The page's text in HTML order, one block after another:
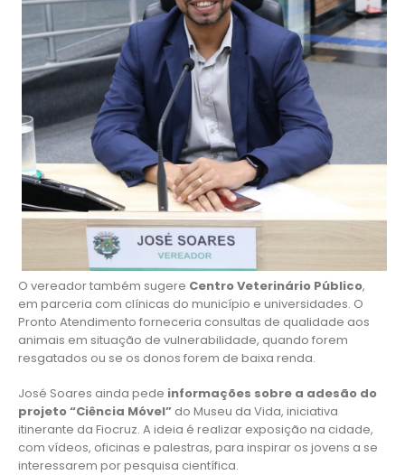
O vereador também sugere Centro Veterinário Público,
em parceria com clínicas do município e universidades. O
Pronto Atendimento forneceria consultas de qualidade aos
animais em situação de vulnerabilidade, quando forem
resgatados ou se os donos forem de baixa renda.
José Soares ainda pede informações sobre a adesão do
projeto “Ciência Móvel” do Museu da Vida, iniciativa
itinerante da Fiocruz. A ideia é realizar exposição na cidade,
com vídeos, oficinas e palestras, para inspirar os jovens a se
interessarem por pesquisa científica.